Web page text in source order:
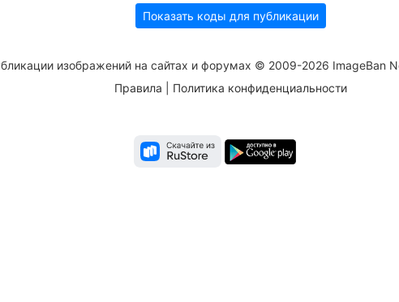
Показать коды для публикации
изображений на сайтах и форумах © 2009-2026 ImageBan
Правила
Политика конфиденциальности